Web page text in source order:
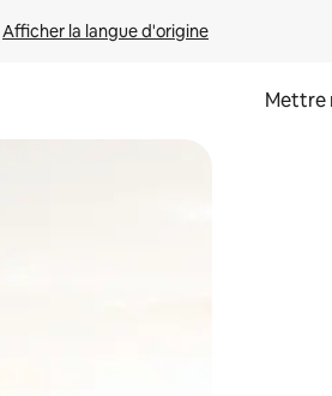
Afficher la langue d'origine
Mettre